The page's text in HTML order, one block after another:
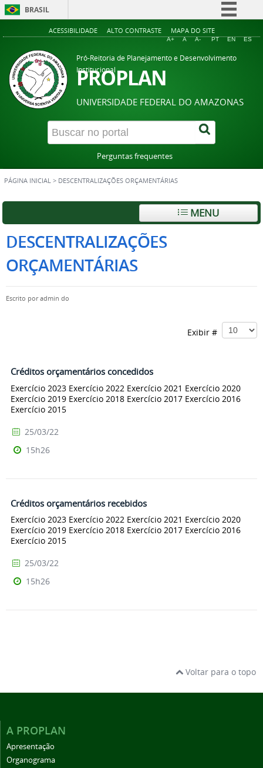
BRASIL
Simplifique!
Acesso à informação
Legislação
Canais
ACESSIBILIDADE ALTO CONTRASTE MAPA DO SITE
A+ A A- PT EN ES
Pró-Reitoria de Planejamento e Desenvolvimento
Institucional
PROPLAN
UNIVERSIDADE FEDERAL DO AMAZONAS
Perguntas frequentes
PÁGINA INICIAL > DESCENTRALIZAÇÕES ORÇAMENTÁRIAS
MENU
DESCENTRALIZAÇÕES
ORÇAMENTÁRIAS
Escrito poradmin do
Exibir #
Créditos orçamentários concedidos
Exercício 2023 Exercício 2022 Exercício 2021 Exercício 2020
Exercício 2019 Exercício 2018 Exercício 2017 Exercício 2016
Exercício 2015
25/03/22
15h26
Créditos orçamentários recebidos
Exercício 2023 Exercício 2022 Exercício 2021 Exercício 2020
Exercício 2019 Exercício 2018 Exercício 2017 Exercício 2016
Exercício 2015
25/03/22
15h26
Voltar para o topo
A PROPLAN
Apresentação
Organograma